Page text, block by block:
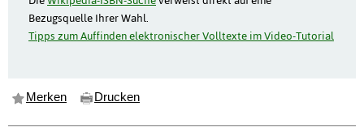
Bezugsquelle Ihrer Wahl.
Tipps zum Auffinden elektronischer Volltexte im Video-Tutorial
Merken Drucken